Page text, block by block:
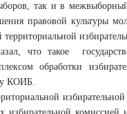
так и в
правовой культуры
что такое
обработки
КОИБ.